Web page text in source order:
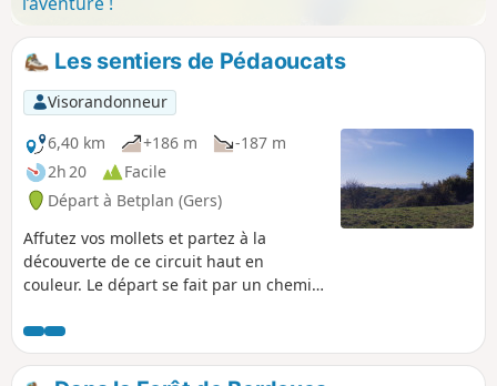
Les sentiers de Pédaoucats
Visorandonneur
6,40 km
+186 m
-187 m
2h 20
Facile
Départ à Betplan (Gers)
Affutez vos mollets et partez à la
découverte de ce circuit haut en
couleur. Le départ se fait par un chemin
paysans qui se rendaient au marché
dans un village plus haut. Vous alternez
ensuite bois et petites routes mais une